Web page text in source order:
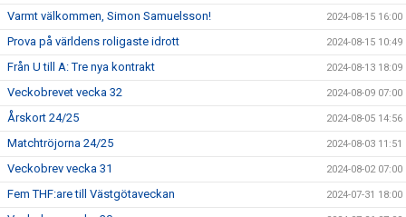
Varmt välkommen, Simon Samuelsson! 2024-08-15 16:00
Prova på världens roligaste idrott 2024-08-15 10:49
Från U till A: Tre nya kontrakt 2024-08-13 18:09
Veckobrevet vecka 32 2024-08-09 07:00
Årskort 24/25 2024-08-05 14:56
Matchtröjorna 24/25 2024-08-03 11:51
Veckobrev vecka 31 2024-08-02 07:00
Fem THF:are till Västgötaveckan 2024-07-31 18:00